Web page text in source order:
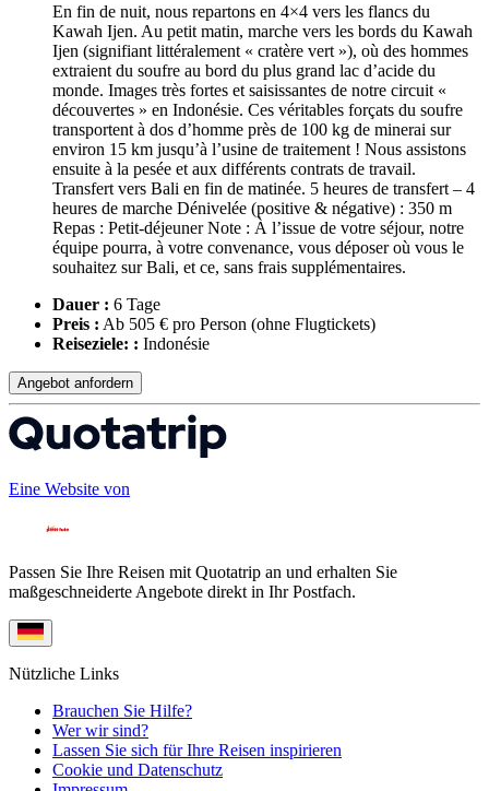
En fin de nuit, nous repartons en 4×4 vers les flancs du
Kawah Ijen. Au petit matin, marche vers les bords du Kawah
Ijen (signifiant littéralement « cratère vert »), où des hommes
extraient du soufre au bord du plus grand lac d’acide du
monde. Images très fortes et saisissantes de notre circuit «
découvertes » en Indonésie. Ces véritables forçats du soufre
transportent à dos d’homme près de 100 kg de minerai sur
environ 15 km jusqu’à l’usine de traitement ! Nous assistons
ensuite à la pesée et aux différents contrats de travail.
Transfert vers Bali en fin de matinée. 5 heures de transfert – 4
heures de marche Dénivelée (positive & négative) : 350 m
Repas : Petit-déjeuner Note : À l’issue de votre séjour, notre
équipe pourra, à votre convenance, vous déposer où vous le
souhaitez sur Bali, et ce, sans frais supplémentaires.
Dauer : 6 Tage
Preis : Ab 505 € pro Person (ohne Flugtickets)
Reiseziele: : Indonésie
Angebot anfordern
Eine Website von
Passen Sie Ihre Reisen mit Quotatrip an und erhalten Sie
maßgeschneiderte Angebote direkt in Ihr Postfach.
Nützliche Links
Brauchen Sie Hilfe?
Wer wir sind?
Lassen Sie sich für Ihre Reisen inspirieren
Cookie und Datenschutz